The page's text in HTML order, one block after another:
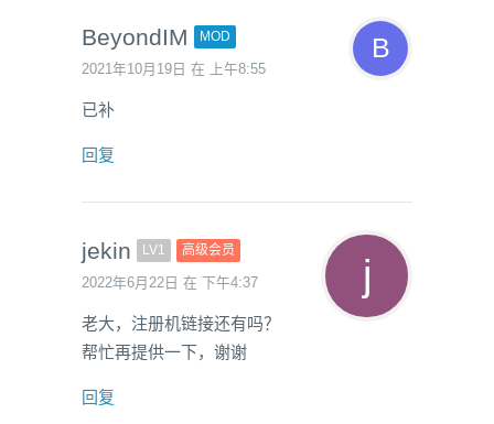
BeyondIM MOD
2021年10月19日 在 上午8:55
已补
回复
jekin LV1 高级会员
2022年6月22日 在 下午4:37
老大，注册机链接还有吗？
帮忙再提供一下，谢谢
回复